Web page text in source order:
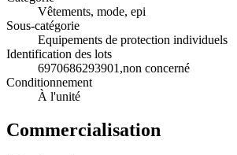
Vêtements, mode, epi
Sous-catégorie
Equipements de protection individuels
Identification des lots
6970686293901,non concerné
Conditionnement
À l'unité
Commercialisation